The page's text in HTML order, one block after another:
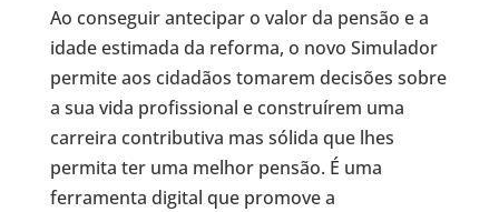
Ao conseguir antecipar o valor da pensão e a
idade estimada da reforma, o novo Simulador
permite aos cidadãos tomarem decisões sobre
a sua vida profissional e construírem uma
carreira contributiva mas sólida que lhes
permita ter uma melhor pensão. É uma
ferramenta digital que promove a